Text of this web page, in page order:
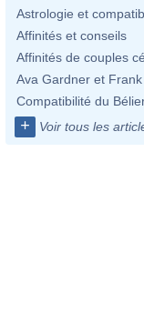
Astrologie et
Affinités et conseils
Affinités de couples
Ava Gardner et
Compatibilité du
+ Voir tous les